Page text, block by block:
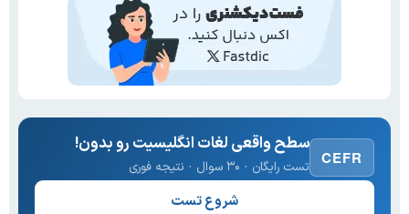
CEFR
سطح واقعی لغات انگلیسیت رو بدون!
تست رایگان · ۳۰ سوال · نتیجه فوری
شروع تست